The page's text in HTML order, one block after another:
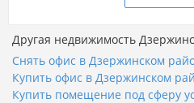
Другая недвижимость
Снять офис в Дзержинском
Купить офис в Дзержинском
Купить помещение под сферу